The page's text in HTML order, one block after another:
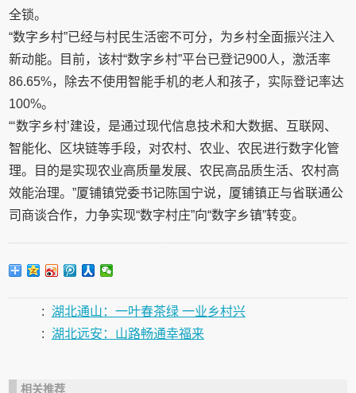
全锁。
“数字乡村”已经与村民生活密不可分，为乡村全面振兴注入
新动能。目前，该村“数字乡村”平台已登记900人，激活率
86.65%，除去不使用智能手机的老人和孩子，实际登记率达
100%。
“‘数字乡村’建设，是通过现代信息技术和大数据、互联网、
智能化、区块链等手段，对农村、农业、农民进行数字化管
理。目的是实现农业高质量发展、农民高品质生活、农村高
效能治理。”厦铺镇党委书记陈国宁说，厦铺镇正与省联通公
司商谈合作，力争实现“数字村庄”向“数字乡镇”转变。
: 湖北通山：一叶春茶绿 一业乡村兴
: 湖北远安：山路畅通幸福来
相关推荐